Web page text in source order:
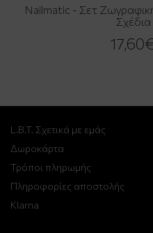
Nailmatic - Σετ
L.B.T. Σχετικά με εμάς
Δωροκάρτα
Τρόποι πληρωμής
Πληροφορίες αποστολής
Klarna